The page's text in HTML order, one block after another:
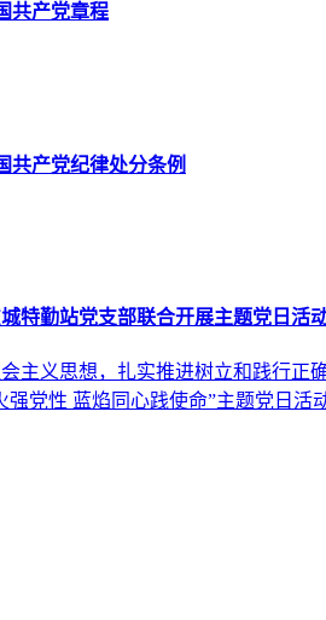
共产党章程
共产党纪律处分条例
特勤站党支部联合开展主题党日活
主义思想，扎实推进树立和践行
强党性 蓝焰同心践使命”主题党